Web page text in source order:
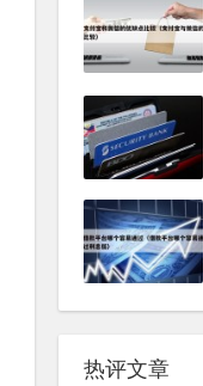
热评文章